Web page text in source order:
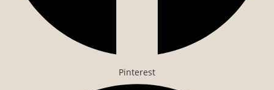
Pinterest